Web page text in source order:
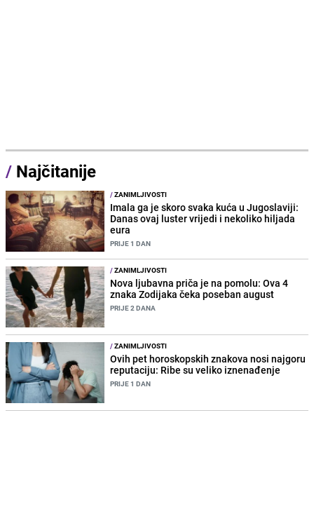
/ Najčitanije
/ZANIMLJIVOSTI
Imala ga je skoro svaka kuća u Jugoslaviji:
Danas ovaj luster vrijedi i nekoliko hiljada
eura
PRIJE 1 DAN
/ZANIMLJIVOSTI
Nova ljubavna priča je na pomolu: Ova 4
znaka Zodijaka čeka poseban august
PRIJE 2 DANA
/ZANIMLJIVOSTI
Ovih pet horoskopskih znakova nosi najgoru
reputaciju: Ribe su veliko iznenađenje
PRIJE 1 DAN